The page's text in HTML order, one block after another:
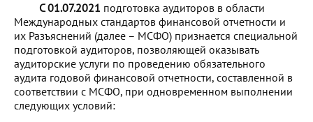
С 01.07.2021 подготовка аудиторов в области
Международных стандартов финансовой отчетности и
их Разъяснений (далее – МСФО) признается специальной
подготовкой аудиторов, позволяющей оказывать
аудиторские услуги по проведению обязательного
аудита годовой финансовой отчетности, составленной в
соответствии с МСФО, при одновременном выполнении
следующих условий: